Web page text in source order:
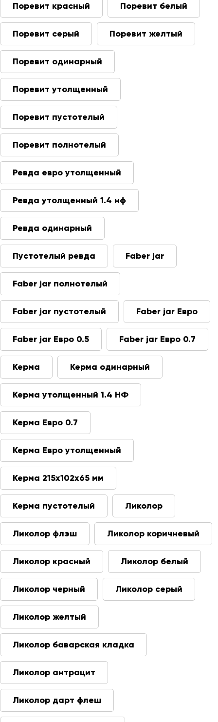
Поревит красный Поревит белый
Поревит серый Поревит желтый
Поревит одинарный
Поревит утолщенный
Поревит пустотелый
Поревит полнотелый
Ревда евро утолщенный
Ревда утолщенный 1.4 нф
Ревда одинарный
Пустотелый ревда Faber jar
Faber jar полнотелый
Faber jar пустотелый Faber jar Евро
Faber jar Евро 0.5 Faber jar Евро 0.7
Керма Керма одинарный
Керма утолщенный 1.4 НФ
Керма Евро 0.7
Керма Евро утолщенный
Керма 215х102х65 мм
Керма пустотелый Ликолор
Ликолор флэш Ликолор коричневый
Ликолор красный Ликолор белый
Ликолор черный Ликолор серый
Ликолор желтый
Ликолор баварская кладка
Ликолор антрацит
Ликолор дарт флеш